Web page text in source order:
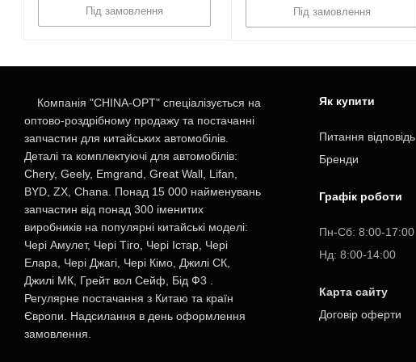
Під замовлення Під замовлення
Компанія "CHINA-OPT" спеціалізується на
оптово-роздрібному продажу та постачанні
запчастин для китайських автомобілів.
Деталі та комплектуючі для автомобілів:
Chery, Geely, Emgrand, Great Wall, Lifan,
BYD, ZX, Chana. Понад 15 000 найменувань
запчастин від понад 300 іменитих
виробників на популярні китайські моделі:
Чері Амулет, Чері Тіго, Чері Істар, Чері
Елара, Чері Джагі, Чері Кімо, Джилі СК,
Джилі МК, Грейт вол Сейф, Бід Ф3 .
Регулярне постачання з Китаю та країн
Європи. Надсилання в день оформлення
замовлення.
Як купити
Питання відповідь
Бренди
Графік роботи
Пн-Cб: 8:00-17:00
Нд: 8:00-14:00
Карта сайту
Договір оферти